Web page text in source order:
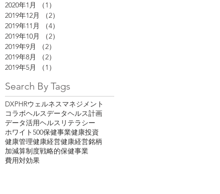
2020年1月
（1）
2019年12月
（2）
2019年11月
（4）
2019年10月
（2）
2019年9月
（2）
2019年8月
（2）
2019年5月
（1）
Search By Tags
DXPHRウェルネスマネジメント
コラボヘルスデータヘルス計画
データ活用ヘルスリテラシー
ホワイト500保健事業健康投資
健康管理健康経営健康経営銘柄
加減算制度戦略的保健事業
費用対効果